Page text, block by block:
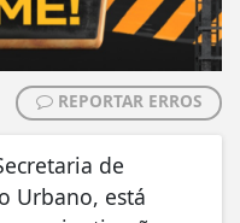
REPORTAR ERROS
de
Urbano, está